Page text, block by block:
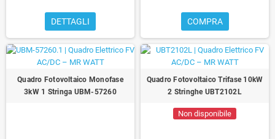
DETTAGLI COMPRA
Quadro Fotovoltaico Monofase
3kW 1 Stringa UBM-57260
Quadro Fotovoltaico Trifase 10kW
2 Stringhe UBT2102L
Non disponibile